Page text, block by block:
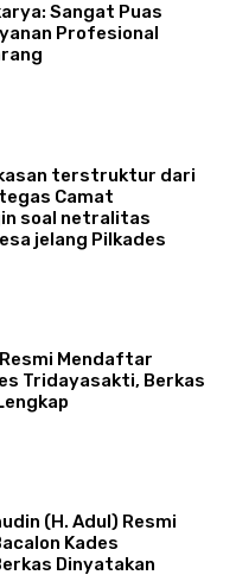
Sangat Puas
Profesional
terstruktur dari
Camat
soal netralitas
jelang Pilkades
Mendaftar
Tridayasakti, Berkas
(H. Adul) Resmi
Kades
Dinyatakan